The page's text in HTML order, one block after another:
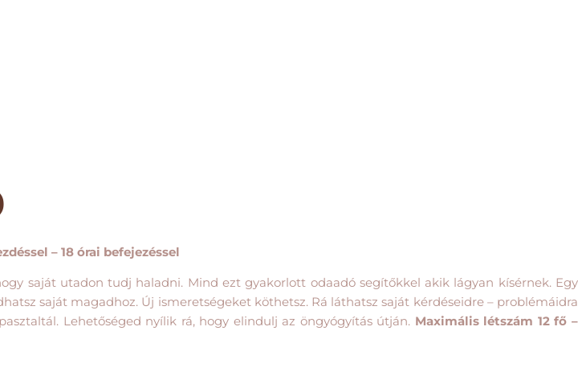
– 18 órai befejezéssel
saját utadon tudj haladni. Mind ezt gyakorlott odaadó segítőkkel akik lágyan kísérnek. Egy
saját magadhoz. Új ismeretségeket köthetsz. Rá láthatsz saját kérdéseidre – problémáidra
Lehetőséged nyílik rá, hogy elindulj az öngyógyítás útján. Maximális létszám 12 fő –